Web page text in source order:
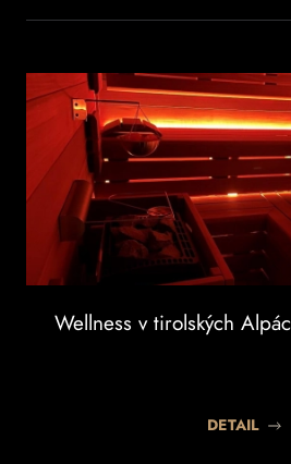
Wellness v tirolských
DETAIL